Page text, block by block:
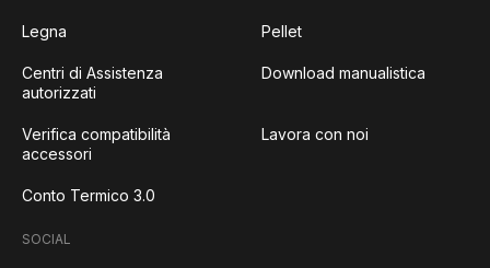
Legna Pellet
Centri di Assistenza
autorizzati
Download manualistica
Verifica compatibilità
accessori
Lavora con noi
Conto Termico 3.0
SOCIAL